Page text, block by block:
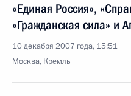
«Единая Россия»,
«Гражданская сила» и
10 декабря 2007 года, 15:51
Москва, Кремль